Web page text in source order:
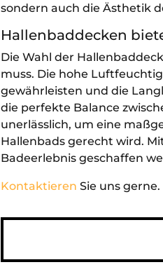
sondern auch die Ästhetik
Hallenbaddecken
Die Wahl der
muss. Die hohe
gewährleisten und die
die perfekte Balance
unerlässlich, um eine
Hallenbads gerecht wird.
Badeerlebnis geschaffen
Kontaktieren Sie uns